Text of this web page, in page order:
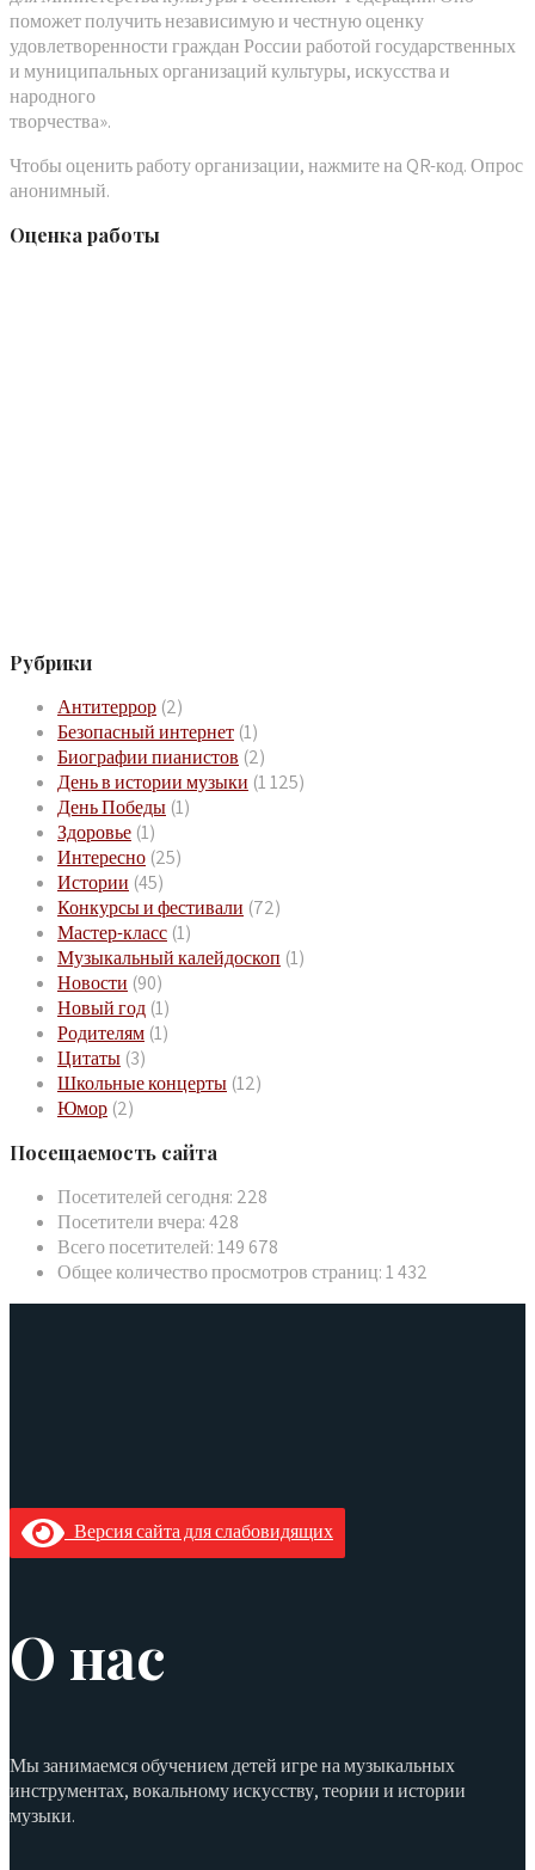
поможет получить независимую и честную оценку
удовлетворенности граждан России работой государственных
и муниципальных организаций культуры, искусства и
народного
творчества».
Чтобы оценить работу организации, нажмите на QR-код. Опрос
анонимный.
Оценка работы
Рубрики
Антитеррор (2)
Безопасный интернет (1)
Биографии пианистов (2)
День в истории музыки (1 125)
День Победы (1)
Здоровье (1)
Интересно (25)
Истории (45)
Конкурсы и фестивали (72)
Мастер-класс (1)
Музыкальный калейдоскоп (1)
Новости (90)
Новый год (1)
Родителям (1)
Цитаты (3)
Школьные концерты (12)
Юмор (2)
Посещаемость сайта
Посетителей сегодня: 228
Посетители вчера:428
Всего посетителей:149 678
Общее количество просмотров страниц:1 432
Версия сайта для слабовидящих
О нас
Мы занимаемся обучением детей игре на музыкальных
инструментах, вокальному искусству, теории и истории
музыки.